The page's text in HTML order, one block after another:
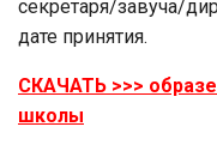
секретаря/завуча/
дате принятия.
СКАЧАТЬ >>>
школы